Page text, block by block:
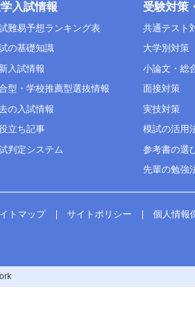
入試情報
難易予想ランキング表
の基礎知識
入試情報
型・学校推薦型選抜情報
の入試情報
立ち記事
判定システム
受験対策
共通テスト
大学別対策
小論文・総
面接対策
実技対策
模試の活用
参考書の選
先輩の勉強
トマップ サイトポリシー 個人情報